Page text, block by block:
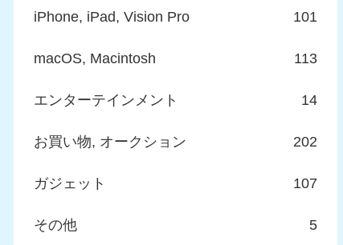
iPhone, iPad, Vision Pro 101
macOS, Macintosh 113
エンターテインメント 14
お買い物, オークション 202
ガジェット 107
その他 5